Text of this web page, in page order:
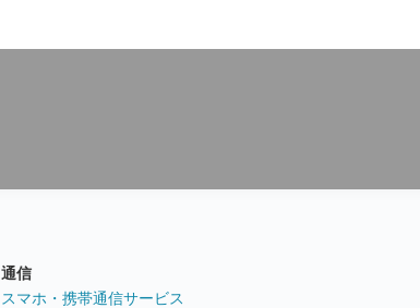
通信
スマホ・携帯通信サービス